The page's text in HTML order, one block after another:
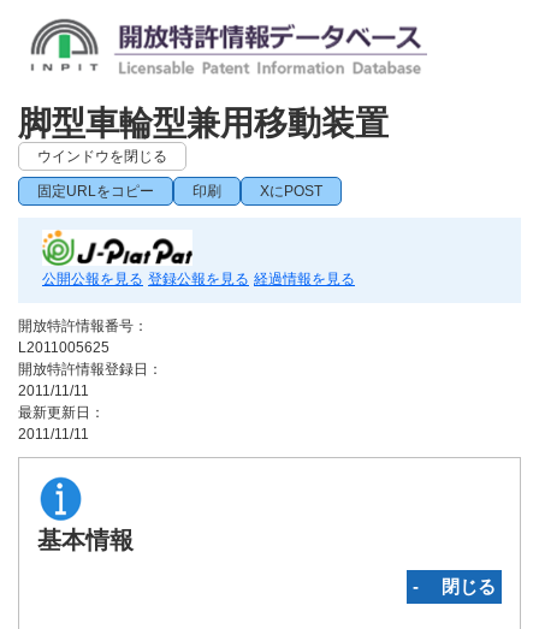
脚型車輪型兼用移動装置
ウインドウを閉じる
固定URLをコピー 印刷 XにPOST
公開公報を見る 登録公報を見る 経過情報を見る
開放特許情報番号：
L2011005625
開放特許情報登録日：
2011/11/11
最新更新日：
2011/11/11
基本情報
‐ 閉じる